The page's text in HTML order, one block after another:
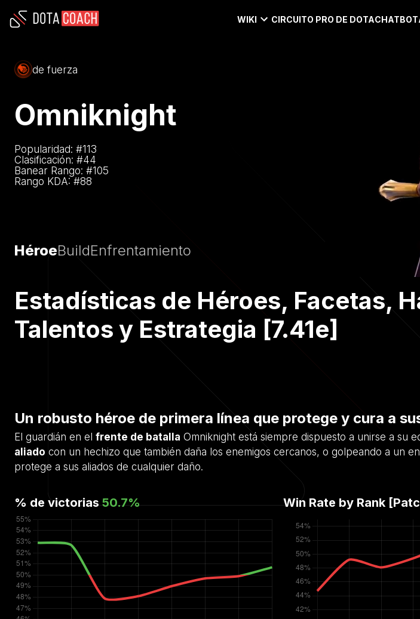
WIKI CIRCUITO PRO DE DOTACHATBOT
de fuerza
Omniknight
Popularidad: #113
Clasificación: #44
Banear Rango: #105
Rango KDA: #88
HéroeBuildEnfrentamiento
Estadísticas de Héroes, Facetas,
Talentos y Estrategia [7.41e]
Un robusto héroe de primera línea que protege y cura a
El guardián en el frente de batalla Omniknight está siempre dispuesto a unirse a su
aliado con un hechizo que también daña los enemigos cercanos, o golpeando a un
protege a sus aliados de cualquier daño.
% de victorias50.7% Win Rate by Rank